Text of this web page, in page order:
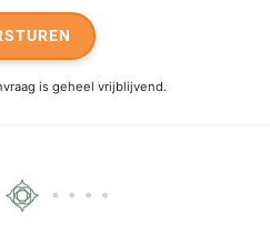
is geheel vrijblijvend.